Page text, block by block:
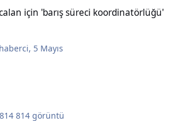
için 'barış süreci koordinatörlüğü'
, 5 Mayıs
814 görüntü